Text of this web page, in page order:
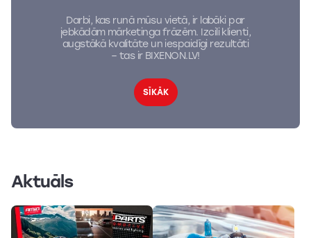
Darbi, kas runā mūsu vietā, ir labāki par
jebkādām mārketinga frāzēm. Izcili klienti,
augstākā kvalitāte un iespaidīgi rezultāti
– tas ir BIXENON.LV!
SĪKĀK
Aktuāls